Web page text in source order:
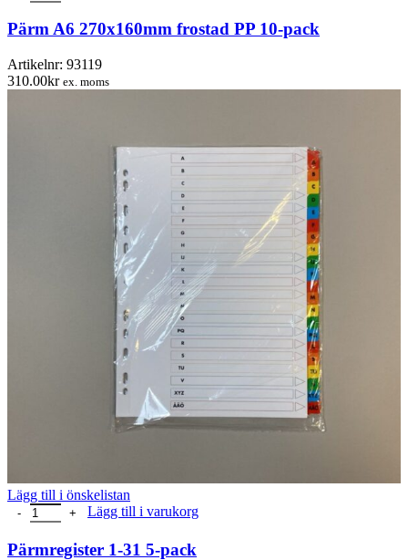
Pärm A6 270x160mm frostad PP 10-pack
Artikelnr: 93119
310.00kr ex. moms
Lägg till i önskelistan
Pärmregister 1-31 5-pack mängd
Lägg till i varukorg
Pärmregister 1-31 5-pack